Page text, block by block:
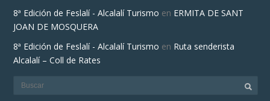
8ª Edición de Feslalí - Alcalalí Turismo en ERMITA DE SANT
JOAN DE MOSQUERA
8ª Edición de Feslalí - Alcalalí Turismo en Ruta senderista
Alcalalí – Coll de Rates